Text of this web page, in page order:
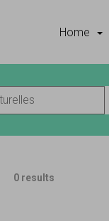
Home
0 results